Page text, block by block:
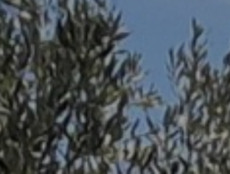
Uib
Login
ES